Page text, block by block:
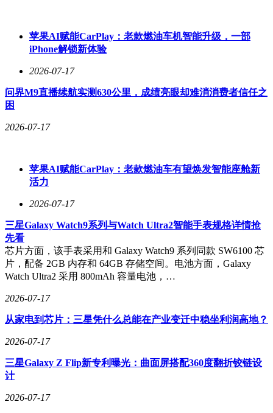
苹果AI赋能CarPlay：老款燃油车机智能升级，一部
iPhone解锁新体验
2026-07-17
问界M9直播续航实测630公里，成绩亮眼却难消消费者信任之
困
2026-07-17
苹果AI赋能CarPlay：老款燃油车有望焕发智能座舱新
活力
2026-07-17
三星Galaxy Watch9系列与Watch Ultra2智能手表规格详情抢
先看
芯片方面，该手表采用和 Galaxy Watch9 系列同款 SW6100 芯
片，配备 2GB 内存和 64GB 存储空间。电池方面，Galaxy
Watch Ultra2 采用 800mAh 容量电池，…
2026-07-17
从家电到芯片：三星凭什么总能在产业变迁中稳坐利润高地？
2026-07-17
三星Galaxy Z Flip新专利曝光：曲面屏搭配360度翻折铰链设
计
2026-07-17